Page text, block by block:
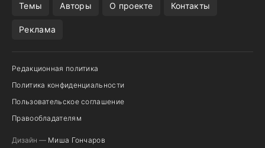
Темы Авторы О проекте Контакты
Реклама
Редакционная политика
Политика конфиденциальности
Пользовательское соглашение
Правообладателям
Дизайн — Миша Гончаров